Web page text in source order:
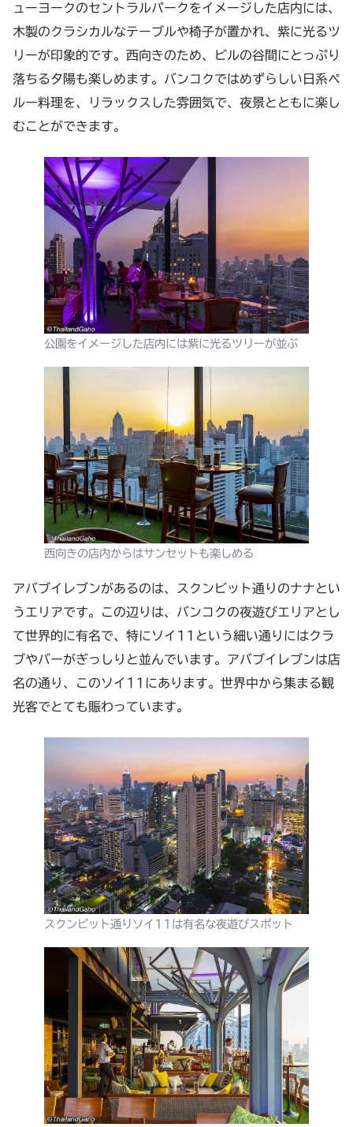
ューヨークのセントラルパークをイメージした店内には、
木製のクラシカルなテーブルや椅子が置かれ、紫に光るツ
リーが印象的です。西向きのため、ビルの谷間にとっぷり
落ちる夕陽も楽しめます。バンコクではめずらしい日系ペ
ルー料理を、リラックスした雰囲気で、夜景とともに楽し
むことができます。
公園をイメージした店内には紫に光るツリーが並ぶ
西向きの店内からはサンセットも楽しめる
アバブイレブンがあるのは、スクンビット通りのナナとい
うエリアです。この辺りは、バンコクの夜遊びエリアとし
て世界的に有名で、特にソイ11 という細い通りにはクラ
ブやバーがぎっしりと並んでいます。アバブイレブンは店
名の通り、このソイ 11 にあります。世界中から集まる観
光客でとても賑わっています。
スクンビット通りソイ11は有名な夜遊びスポット